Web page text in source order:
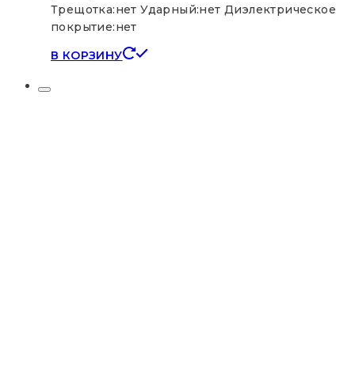
Трещотка:нет Ударный:нет Диэлектрическое
покрытие:нет
В КОРЗИНУ